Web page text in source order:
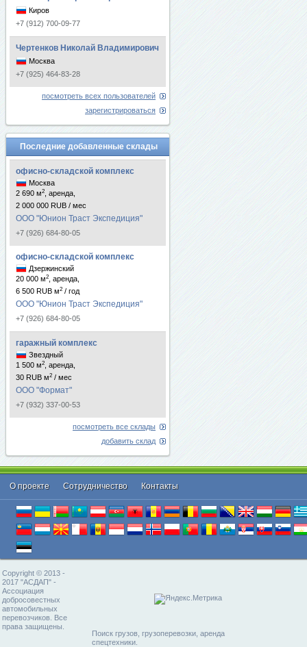
Киров
+7 (912) 700-09-77
Чертенков Николай Владимирович
Москва
+7 (925) 464-83-28
посмотреть всех пользователей
зарегистрироваться
Последние добавленные склады
офисно-складской комплекс
Москва
2 690 м2
, аренда,
2 000 000 RUB / мес
ООО "Юнион Траст Экспедиция"
+7 (926) 684-80-05
офисно-складской комплекс
Дзержинский
20 000 м2
, аренда,
6 500 RUB м2 / год
ООО "Юнион Траст Экспедиция"
+7 (926) 684-80-05
гаражный комплекс
Звездный
1 500 м2
, аренда,
30 RUB м2 / мес
ООО "Формат"
+7 (932) 337-00-53
посмотреть все склады
добавить склад
О проекте Cотрудничество Контакты
Copyright © 2013 -
2017 "АСДАП" -
Ассоциация
добросовестных
автомобильных
перевозчиков. Все
права защищены.
Поиск грузов, грузоперевозки, аренда
спецтехники.